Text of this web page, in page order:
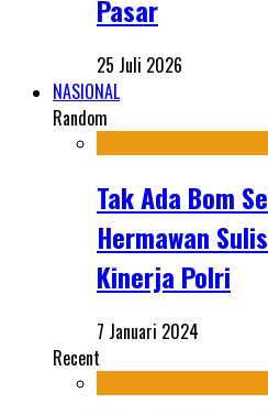
Pasar
25 Juli 2026
NASIONAL
Random
Tak Ada Bom
Hermawan
Kinerja Polri
7 Januari 2024
Recent